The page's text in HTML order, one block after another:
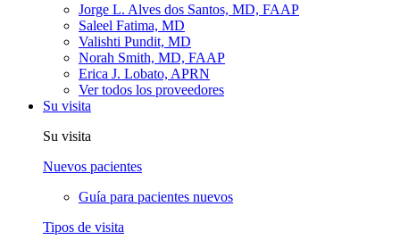
Jorge L. Alves dos Santos, MD, FAAP
Saleel Fatima, MD
Valishti Pundit, MD
Norah Smith, MD, FAAP
Erica J. Lobato, APRN
Ver todos los proveedores
Su visita
Su visita
Nuevos pacientes
Guía para pacientes nuevos
Tipos de visita